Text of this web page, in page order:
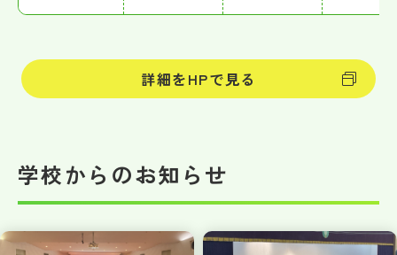
詳細をHPで見る
学校からのお知らせ